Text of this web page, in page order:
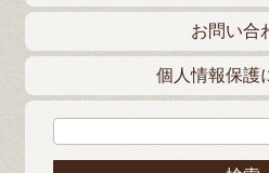
お問い合
個人情報保護